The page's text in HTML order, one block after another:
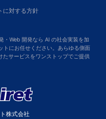
に対する方針
・Web 開発なら AI の社会実装を加
トにお任せください。あらゆる側面
サービスをワンストップでご提供
株式会社